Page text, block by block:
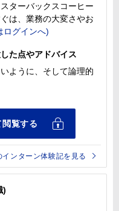
ターバックスコーヒー
は、業務の大変さやお
た点やアドバイス
ように、そして論理的
インターン体験記を見る
)